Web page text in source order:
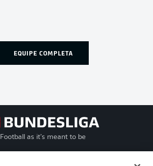
EQUIPE COMPLETA
Football as it’s meant to be